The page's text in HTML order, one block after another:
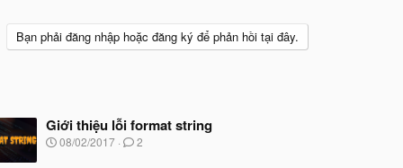
Bạn phải đăng nhập hoặc đăng ký để phản hồi tại đây.
Giới thiệu lỗi format string
N
08/02/2017 2